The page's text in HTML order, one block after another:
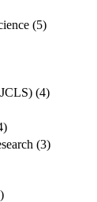
(5)
(4)
(3)